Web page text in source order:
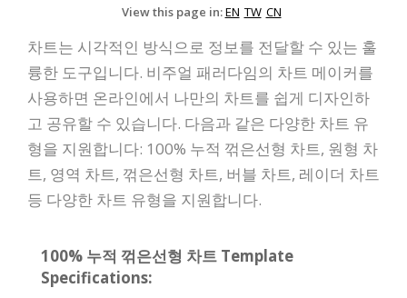
View this page in:EN TW CN
차트는 시각적인 방식으로 정보를 전달할 수 있는 훌
륭한 도구입니다. 비주얼 패러다임의 차트 메이커를
사용하면 온라인에서 나만의 차트를 쉽게 디자인하
고 공유할 수 있습니다. 다음과 같은 다양한 차트 유
형을 지원합니다: 100% 누적 꺾은선형 차트, 원형 차
트, 영역 차트, 꺾은선형 차트, 버블 차트, 레이더 차트
등 다양한 차트 유형을 지원합니다.
100% 누적 꺾은선형 차트 Template
Specifications: